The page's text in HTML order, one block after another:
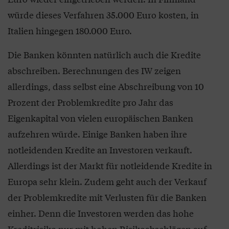
würde dieses Verfahren 35.000 Euro kosten, in
Italien hingegen 180.000 Euro.
Die Banken könnten natürlich auch die Kredite
abschreiben. Berechnungen des IW zeigen
allerdings, dass selbst eine Abschreibung von 10
Prozent der Problemkredite pro Jahr das
Eigenkapital von vielen europäischen Banken
aufzehren würde. Einige Banken haben ihre
notleidenden Kredite an Investoren verkauft.
Allerdings ist der Markt für notleidende Kredite in
Europa sehr klein. Zudem geht auch der Verkauf
der Problemkredite mit Verlusten für die Banken
einher. Denn die Investoren werden das hohe